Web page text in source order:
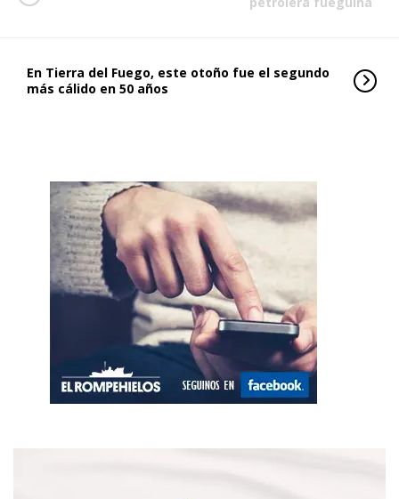
En Tierra del Fuego, este otoño fue el segundo
más cálido en 50 años